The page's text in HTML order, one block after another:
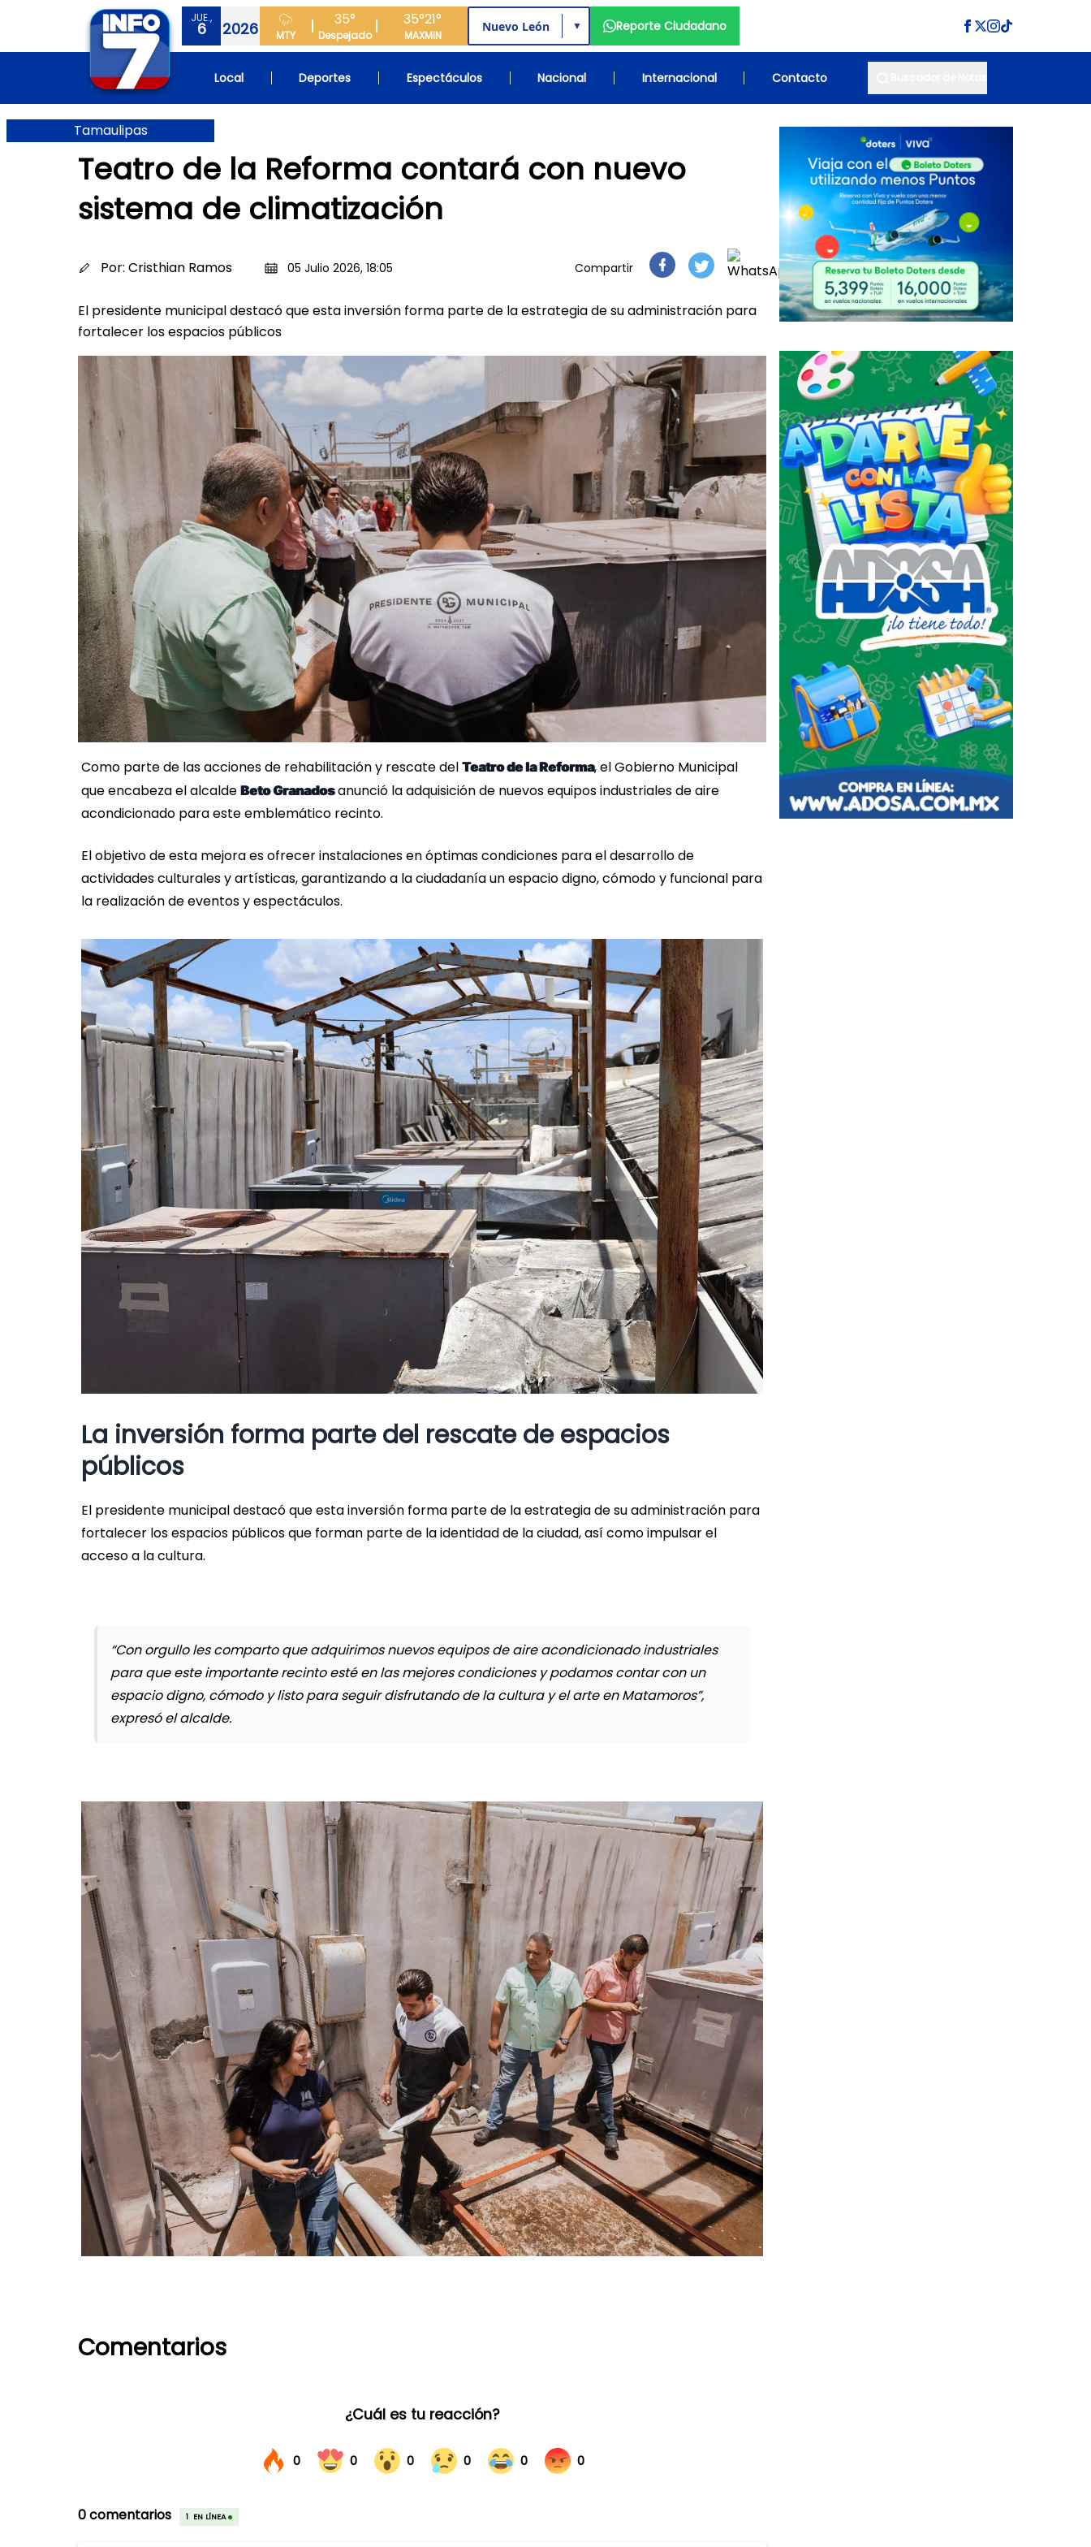
JUE.,
6 2026 MTY
35°
Despejado
35°
MAX
21°
MIN
▼ Reporte Ciudadano
Local Deportes Espectáculos Nacional Internacional Contacto
Tamaulipas
Teatro de la Reforma contará con nuevo
sistema de climatización
Por: Cristhian Ramos 05 Julio 2026, 18:05 Compartir
El presidente municipal destacó que esta inversión forma parte de la estrategia de su administración para
fortalecer los espacios públicos
Como parte de las acciones de rehabilitación y rescate del Teatro de la Reforma, el Gobierno Municipal
que encabeza el alcalde Beto Granadosanunció la adquisición de nuevos equipos industriales de aire
acondicionado para este emblemático recinto.
El objetivo de esta mejora es ofrecer instalaciones en óptimas condiciones para el desarrollo de
actividades culturales y artísticas, garantizando a la ciudadanía un espacio digno, cómodo y funcional para
la realización de eventos y espectáculos.
La inversión forma parte del rescate de espacios
públicos
El presidente municipal destacó que esta inversión forma parte de la estrategia de su administración para
fortalecer los espacios públicos que forman parte de la identidad de la ciudad, así como impulsar el
acceso a la cultura.
“Con orgullo les comparto que adquirimos nuevos equipos de aire acondicionado industriales
para que este importante recinto esté en las mejores condiciones y podamos contar con un
espacio digno, cómodo y listo para seguir disfrutando de la cultura y el arte en Matamoros”,
expresó el alcalde.
Comentarios